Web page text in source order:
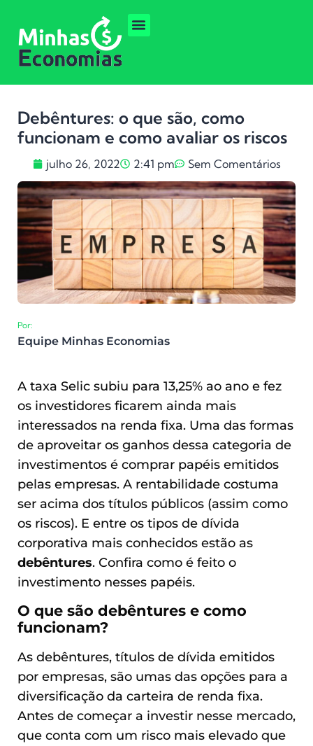
Debêntures: o que são, como
funcionam e como avaliar os riscos
julho 26, 2022 2:41 pm Sem Comentários
Por:
Equipe Minhas Economias
A taxa Selic subiu para 13,25% ao ano e fez
os investidores ficarem ainda mais
interessados na renda fixa. Uma das formas
de aproveitar os ganhos dessa categoria de
investimentos é comprar papéis emitidos
pelas empresas. A rentabilidade costuma
ser acima dos títulos públicos (assim como
os riscos). E entre os tipos de dívida
corporativa mais conhecidos estão as
debêntures. Confira como é feito o
investimento nesses papéis.
O que são debêntures e como
funcionam?
As debêntures, títulos de dívida emitidos
por empresas, são umas das opções para a
diversificação da carteira de renda fixa.
Antes de começar a investir nesse mercado,
que conta com um risco mais elevado que